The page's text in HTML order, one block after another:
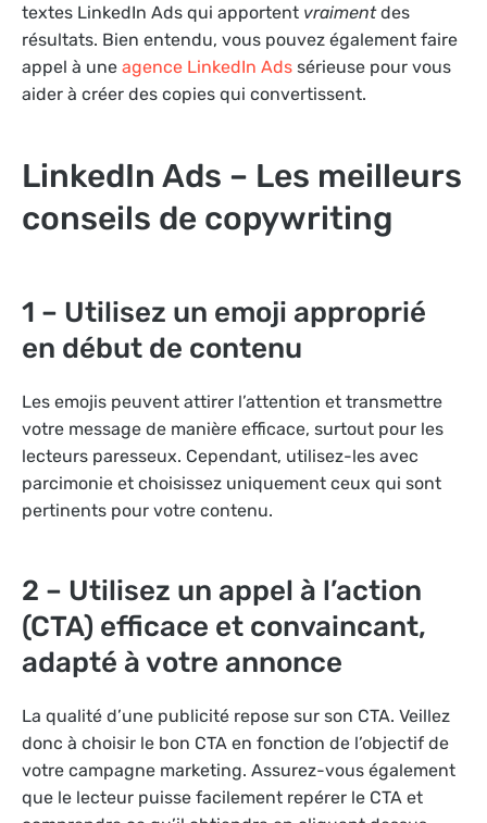
textes LinkedIn Ads qui apportent vraimentdes
résultats. Bien entendu, vous pouvez également faire
appel à une agence LinkedIn Ads sérieuse pour vous
aider à créer des copies qui convertissent.
LinkedIn Ads – Les meilleurs
conseils de copywriting
1 – Utilisez un emoji approprié
en début de contenu
Les emojis peuvent attirer l’attention et transmettre
votre message de manière efficace, surtout pour les
lecteurs paresseux. Cependant, utilisez-les avec
parcimonie et choisissez uniquement ceux qui sont
pertinents pour votre contenu.
2 – Utilisez un appel à l’action
(CTA) efficace et convaincant,
adapté à votre annonce
La qualité d’une publicité repose sur son CTA. Veillez
donc à choisir le bon CTA en fonction de l’objectif de
votre campagne marketing. Assurez-vous également
que le lecteur puisse facilement repérer le CTA et